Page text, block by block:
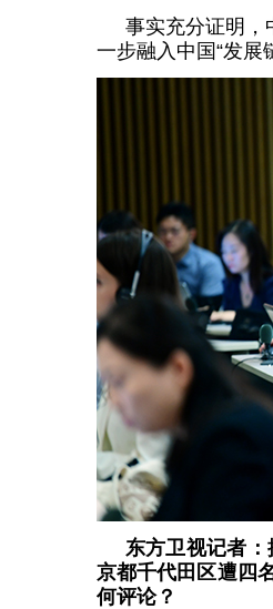
事实充分证明，
一步融入中国“发展
东方卫视记者
京都千代田区遭四
何评论？